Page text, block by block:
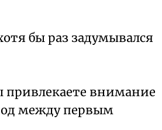
бы раз задумывался
привлекаете внимание
между первым